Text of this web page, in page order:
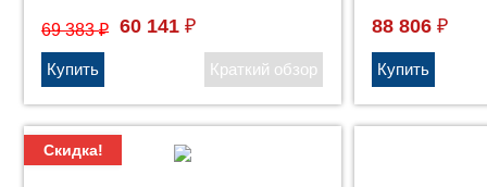
69 383₽ 60 141₽ 88 806₽
Скидка!